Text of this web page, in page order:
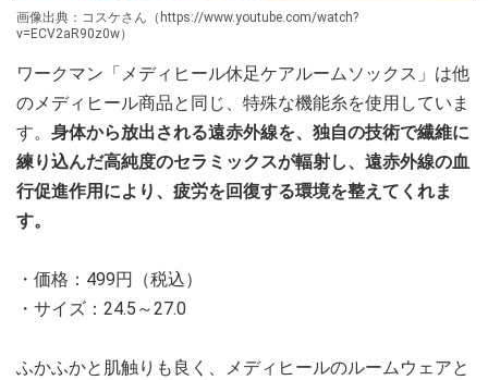
画像出典：コスケさん（https://www.youtube.com/watch?
v=ECV2aR90z0w）
ワークマン「メディヒール休足ケアルームソックス」は他
のメディヒール商品と同じ、特殊な機能糸を使用していま
す。 身体から放出される遠赤外線を、独自の技術で繊維に
練り込んだ高純度のセラミックスが輻射し、遠赤外線の血
行促進作用により、疲労を回復する環境を整えてくれま
す。
・価格：499円（税込）
・サイズ：24.5～27.0
ふかふかと肌触りも良く、メディヒールのルームウェアと